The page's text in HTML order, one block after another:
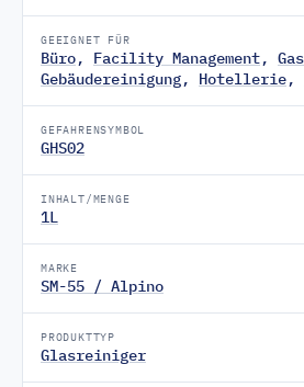
GEEIGNET FÜR
Büro, Facility Management,
Gebäudereinigung, Hotellerie,
GEFAHRENSYMBOL
GHS02
INHALT/MENGE
1L
MARKE
SM-55 / Alpino
PRODUKTTYP
Glasreiniger